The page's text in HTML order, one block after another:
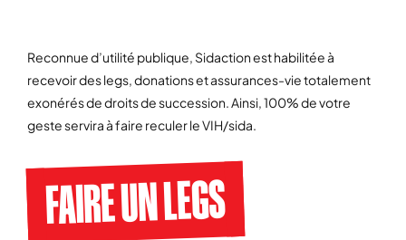
Reconnue d’utilité publique, Sidaction est habilitée à
recevoir des legs, donations et assurances-vie totalement
exonérés de droits de succession. Ainsi, 100% de votre
geste servira à faire reculer le VIH/sida.
FAIRE UN LEGS